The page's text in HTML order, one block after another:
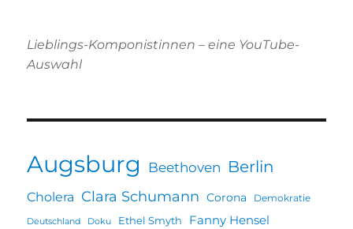
Lieblings-Komponistinnen – eine YouTube-
Auswahl
Augsburg Beethoven Berlin
Cholera Clara Schumann Corona Demokratie
Deutschland Doku Ethel Smyth Fanny Hensel